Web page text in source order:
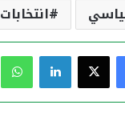
انتخابات
فيسبوك لينكدإن